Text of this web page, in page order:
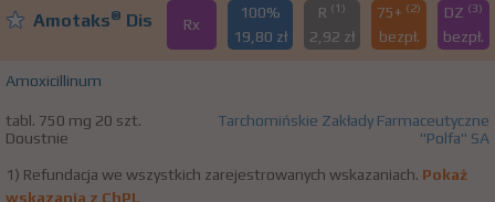
Amotaks® Dis Rx
100%
19,80 zł
R (1)
2,92 zł
75+ (2)
bezpł.
DZ (3)
bezpł.
Amoxicillinum
tabl. 750 mg 20 szt.
Doustnie
Tarchomińskie Zakłady Farmaceutyczne
"Polfa" SA
1) Refundacja we wszystkich zarejestrowanych wskazaniach. Pokaż
wskazania z ChPL